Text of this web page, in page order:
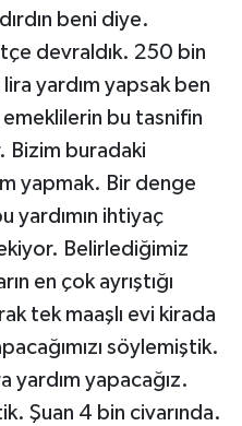
beni diye.
devraldık. 250 bin
yardım yapsak ben
bu tasnifin
Bizim buradaki
yapmak. Bir denge
yardımın ihtiyaç
Belirlediğimiz
en çok ayrıştığı
tek maaşlı evi kirada
söylemiştik.
yardım yapacağız.
Şuan 4 bin civarında.